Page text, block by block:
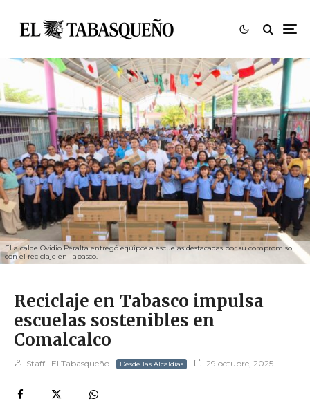
El alcalde Ovidio Peralta entregó equipos a escuelas destacadas por su compromiso
con el reciclaje en Tabasco.
Reciclaje en Tabasco impulsa
escuelas sostenibles en
Comalcalco
Staff | El Tabasqueño Desde las Alcaldías 29 octubre, 2025